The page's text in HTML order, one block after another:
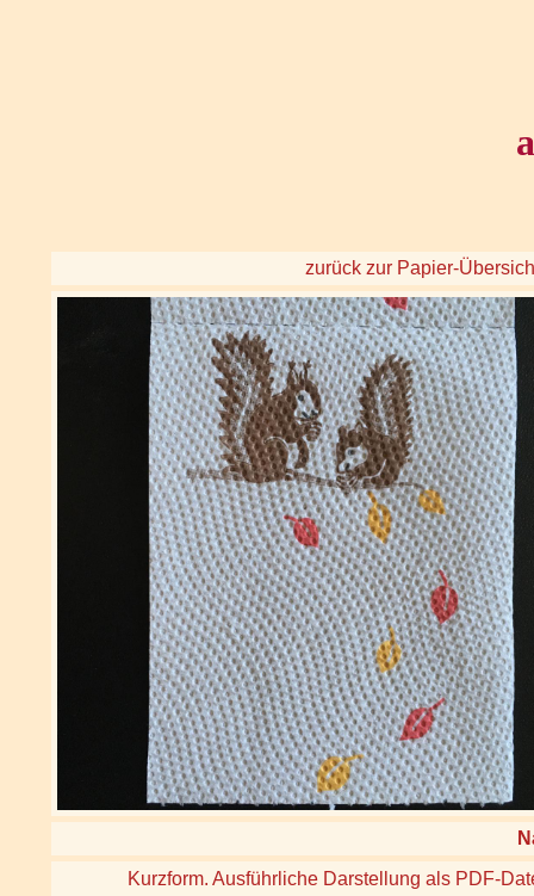
zurück zur Papier-
Kurzform. Ausführliche Darstellung als PDF-